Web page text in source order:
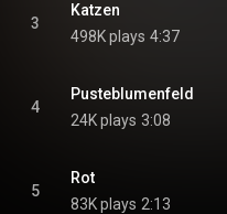
3
Katzen
498K plays 4:37
4
Pusteblumenfeld
24K plays 3:08
5
Rot
83K plays 2:13